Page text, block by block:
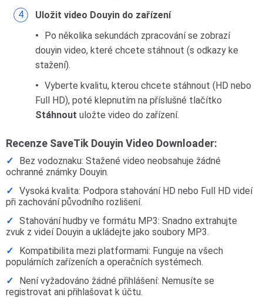
Uložit video Douyin do zařízení
Po několika sekundách zpracování se zobrazí
douyin video, které chcete stáhnout (s odkazy ke
stažení).
Vyberte kvalitu, kterou chcete stáhnout (HD nebo
Full HD), poté klepnutím na příslušné tlačítko
Stáhnout uložte video do zařízení.
Recenze SaveTik Douyin Video Downloader:
Bez vodoznaku: Stažené video neobsahuje žádné
ochranné známky Douyin.
Vysoká kvalita: Podpora stahování HD nebo Full HD videí
při zachování původního rozlišení.
Stahování hudby ve formátu MP3: Snadno extrahujte
zvuk z videí Douyin a ukládejte jako soubory MP3.
Kompatibilita mezi platformami: Funguje na všech
populárních zařízeních a operačních systémech.
Není vyžadováno žádné přihlášení: Nemusíte se
registrovat ani přihlašovat k účtu.